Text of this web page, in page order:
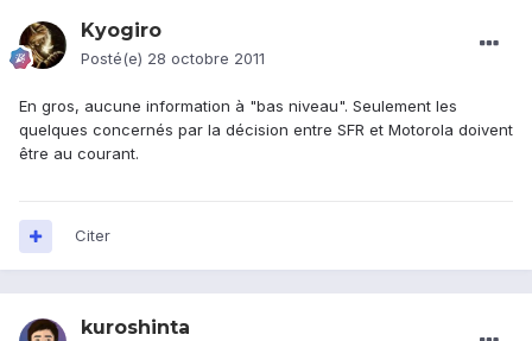
Kyogiro
Posté(e) 28 octobre 2011
En gros, aucune information à "bas niveau". Seulement les
quelques concernés par la décision entre SFR et Motorola doivent
être au courant.
Citer
kuroshinta